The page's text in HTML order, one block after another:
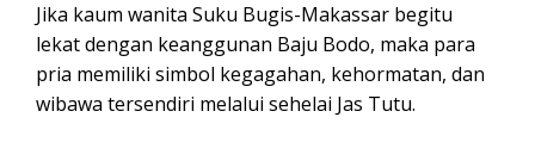
Jika kaum wanita Suku Bugis-Makassar begitu
lekat dengan keanggunan Baju Bodo, maka para
pria memiliki simbol kegagahan, kehormatan, dan
wibawa tersendiri melalui sehelai Jas Tutu.